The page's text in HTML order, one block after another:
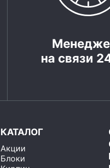
на связи
КАТАЛОГ
Акции
Блоки